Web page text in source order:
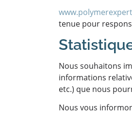
tenue pour
Nous souhaitons
informations
etc.) que nous
Nous vous